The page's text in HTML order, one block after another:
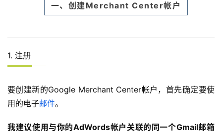
一、创建Merchant Center帐户
1. 注册
要创建新的Google Merchant Center帐户，首先确定要使
用的电子邮件。
我建议使用与你的AdWords帐户关联的同一个Gmail邮箱